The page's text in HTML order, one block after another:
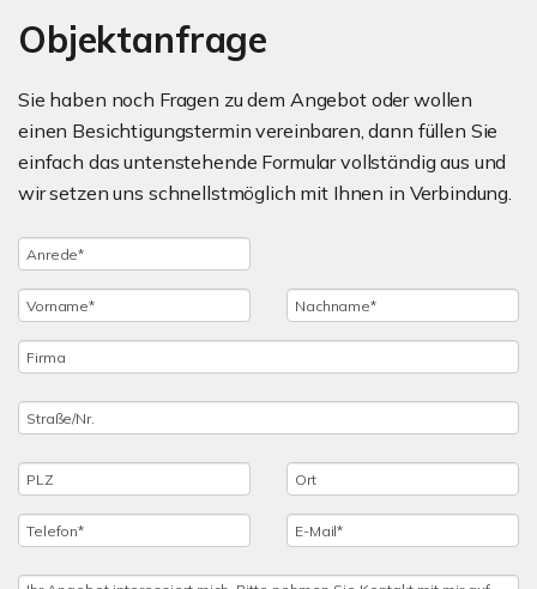
Objektanfrage
Sie haben noch Fragen zu dem Angebot oder wollen
einen Besichtigungstermin vereinbaren, dann füllen Sie
einfach das untenstehende Formular vollständig aus und
wir setzen uns schnellstmöglich mit Ihnen in Verbindung.